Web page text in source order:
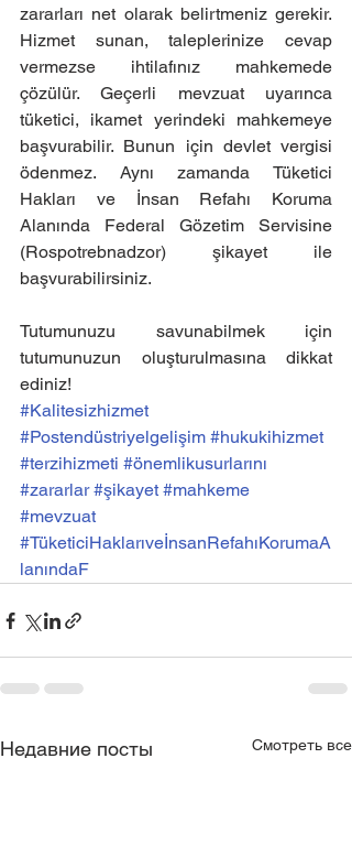
zararları net olarak belirtmeniz gerekir.
Hizmet sunan, taleplerinize cevap
vermezse ihtilafınız mahkemede
çözülür. Geçerli mevzuat uyarınca
tüketici, ikamet yerindeki mahkemeye
başvurabilir. Bunun için devlet vergisi
ödenmez. Aynı zamanda Tüketici
Hakları ve İnsan Refahı Koruma
Alanında Federal Gözetim Servisine
(Rospotrebnadzor) şikayet ile
başvurabilirsiniz.
Tutumunuzu savunabilmek için
tutumunuzun oluşturulmasına dikkat
ediniz!
#Kalitesizhizmet
#Postendüstriyelgelişim #hukukihizmet
#terzihizmeti #önemlikusurlarını
#zararlar #şikayet #mahkeme
#mevzuat
#TüketiciHaklarıveİnsanRefahıKorumaA
lanındaF
Недавние посты Смотреть все